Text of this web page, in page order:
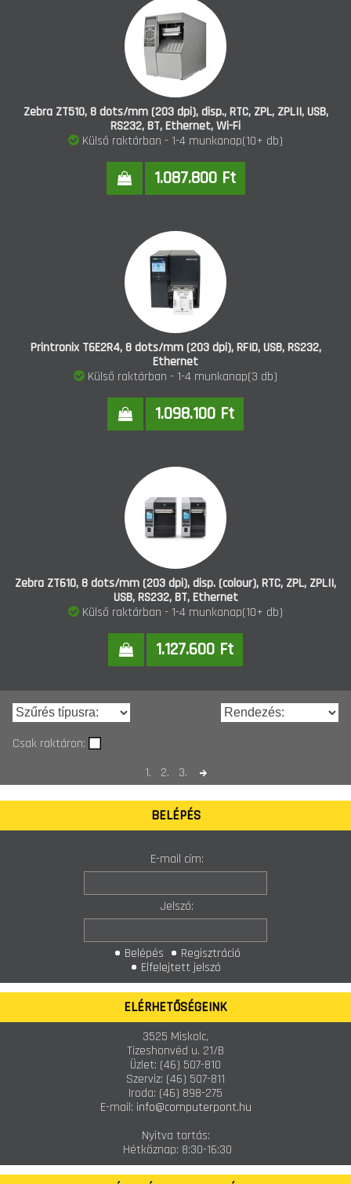
Zebra ZT510, 8 dots/mm (203 dpi), disp., RTC, ZPL, ZPLII, USB,
RS232, BT, Ethernet, Wi-Fi
Külső raktárban - 1-4 munkanap(10+ db)
1.087.800 Ft
Printronix T6E2R4, 8 dots/mm (203 dpi), RFID, USB, RS232,
Ethernet
Külső raktárban - 1-4 munkanap(3 db)
1.098.100 Ft
Zebra ZT610, 8 dots/mm (203 dpi), disp. (colour), RTC, ZPL, ZPLII,
USB, RS232, BT, Ethernet
Külső raktárban - 1-4 munkanap(10+ db)
1.127.600 Ft
Csak raktáron:
1.
2. 3.
BELÉPÉS
E-mail cím:
Jelszó:
Belépés
Regisztráció
Elfelejtett jelszó
ELÉRHETŐSÉGEINK
3525 Miskolc,
Tizeshonvéd u. 21/B
Üzlet: (46) 507-810
Szerviz: (46) 507-811
Iroda: (46) 898-275
E-mail: info@computerpont.hu
Nyitva tartás:
Hétköznap: 8:30-16:30